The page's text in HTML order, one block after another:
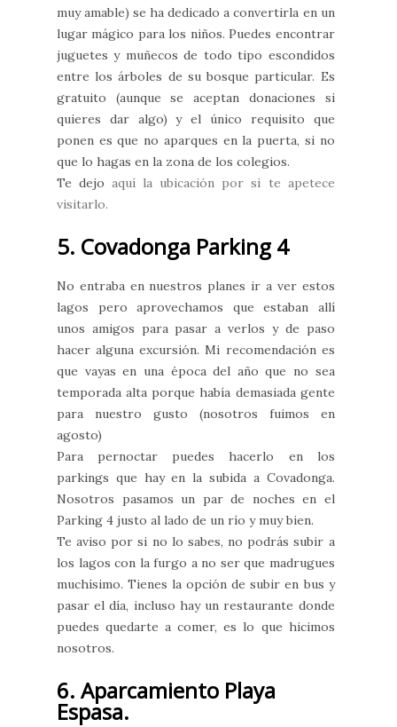
muy amable) se ha dedicado a convertirla en un
lugar mágico para los niños. Puedes encontrar
juguetes y muñecos de todo tipo escondidos
entre los árboles de su bosque particular. Es
gratuito (aunque se aceptan donaciones si
quieres dar algo) y el único requisito que
ponen es que no aparques en la puerta, si no
que lo hagas en la zona de los colegios.
Te dejoaquí la ubicación por si te apetece
visitarlo.
5. Covadonga Parking 4
No entraba en nuestros planes ir a ver estos
lagos pero aprovechamos que estaban allí
unos amigos para pasar a verlos y de paso
hacer alguna excursión. Mi recomendación es
que vayas en una época del año que no sea
temporada alta porque había demasiada gente
para nuestro gusto (nosotros fuimos en
agosto)
Para pernoctar puedes hacerlo en los
parkings que hay en la subida a Covadonga.
Nosotros pasamos un par de noches en el
Parking 4 justo al lado de un río y muy bien.
Te aviso por si no lo sabes, no podrás subir a
los lagos con la furgo a no ser que madrugues
muchísimo. Tienes la opción de subir en bus y
pasar el día, incluso hay un restaurante donde
puedes quedarte a comer, es lo que hicimos
nosotros.
6. Aparcamiento Playa
Espasa.